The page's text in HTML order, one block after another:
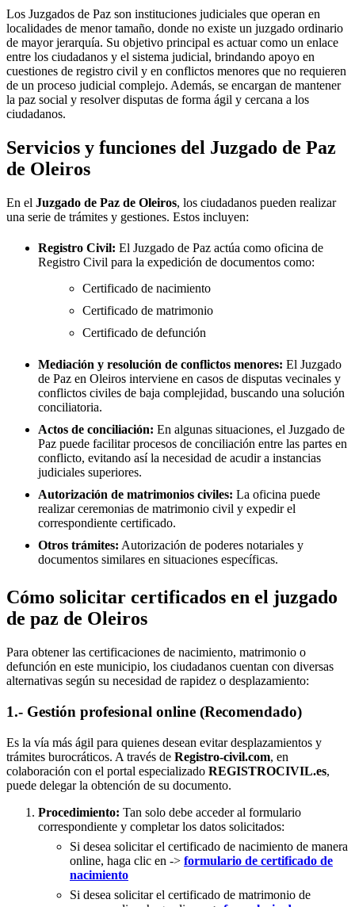
Los Juzgados de Paz son instituciones judiciales que operan en
localidades de menor tamaño, donde no existe un juzgado ordinario
de mayor jerarquía. Su objetivo principal es actuar como un enlace
entre los ciudadanos y el sistema judicial, brindando apoyo en
cuestiones de registro civil y en conflictos menores que no requieren
de un proceso judicial complejo. Además, se encargan de mantener
la paz social y resolver disputas de forma ágil y cercana a los
ciudadanos.
Servicios y funciones del Juzgado de Paz
de Oleiros
En el Juzgado de Paz de Oleiros, los ciudadanos pueden realizar
una serie de trámites y gestiones. Estos incluyen:
Registro Civil: El Juzgado de Paz actúa como oficina de
Registro Civil para la expedición de documentos como:
Certificado de nacimiento
Certificado de matrimonio
Certificado de defunción
Mediación y resolución de conflictos menores: El Juzgado
de Paz en Oleiros interviene en casos de disputas vecinales y
conflictos civiles de baja complejidad, buscando una solución
conciliatoria.
Actos de conciliación: En algunas situaciones, el Juzgado de
Paz puede facilitar procesos de conciliación entre las partes en
conflicto, evitando así la necesidad de acudir a instancias
judiciales superiores.
Autorización de matrimonios civiles: La oficina puede
realizar ceremonias de matrimonio civil y expedir el
correspondiente certificado.
Otros trámites: Autorización de poderes notariales y
documentos similares en situaciones específicas.
Cómo solicitar certificados en el juzgado
de paz de Oleiros
Para obtener las certificaciones de nacimiento, matrimonio o
defunción en este municipio, los ciudadanos cuentan con diversas
alternativas según su necesidad de rapidez o desplazamiento:
1.- Gestión profesional online (Recomendado)
Es la vía más ágil para quienes desean evitar desplazamientos y
trámites burocráticos. A través de Registro-civil.com, en
colaboración con el portal especializado REGISTROCIVIL.es,
puede delegar la obtención de su documento.
Procedimiento: Tan solo debe acceder al formulario
correspondiente y completar los datos solicitados:
Si desea solicitar el certificado de nacimiento de manera
online, haga clic en -> formulario de certificado de
nacimiento
Si desea solicitar el certificado de matrimonio de